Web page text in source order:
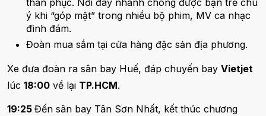
thán phục. Nơi đây nhanh chóng được bạn trẻ chú
ý khi “góp mặt” trong nhiều bộ phim, MV ca nhạc
đình đám.
Đoàn mua sắm tại cửa hàng đặc sản địa phương.
Xe đưa đoàn ra sân bay Huế, đáp chuyến bay Vietjet
lúc 18:00 về lại TP.HCM.
19:25 Đến sân bay Tân Sơn Nhất, kết thúc chương